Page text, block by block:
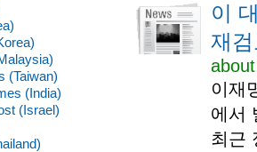
(Taiwan)
(India)
(Israel)
이
재검
이재
에서
최근